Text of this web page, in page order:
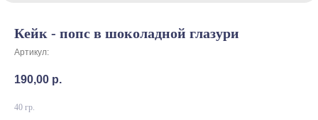
Кейк - попс в шоколадной глазури
Артикул:
190,00 р.
40 гр.